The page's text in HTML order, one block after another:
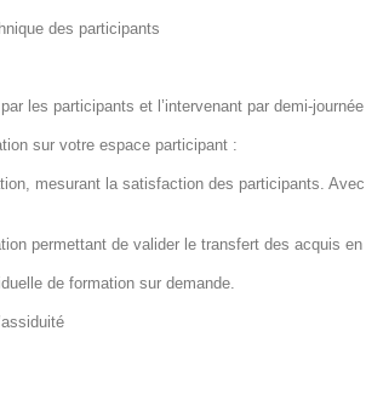
des participants
les participants et l’intervenant par demi-
sur votre espace participant :
mesurant la satisfaction des participants.
permettant de valider le transfert des acquis en
de formation sur demande.